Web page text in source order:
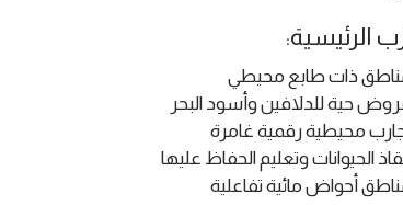
الرئيسية:
ذات طابع محيطي
حية للدلافين وأسود البحر
محيطية رقمية غامرة
الحيوانات وتعليم الحفاظ عليها
أحواض مائية تفاعلية